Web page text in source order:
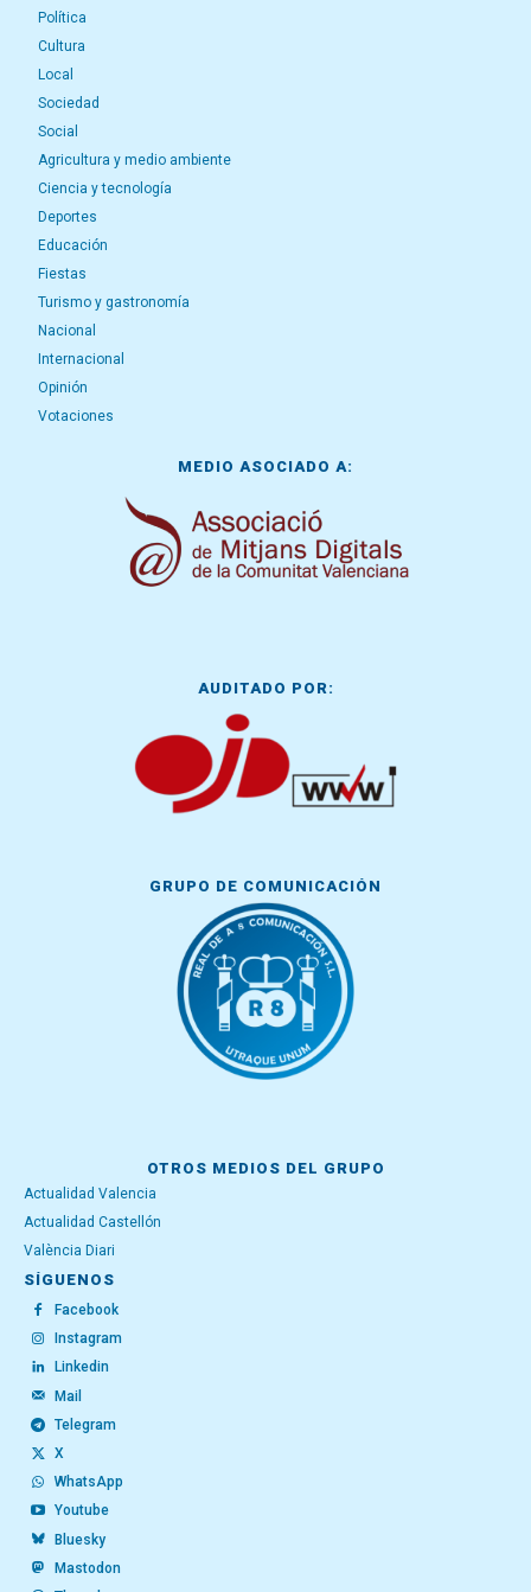
Política
Cultura
Local
Sociedad
Social
Agricultura y medio ambiente
Ciencia y tecnología
Deportes
Educación
Fiestas
Turismo y gastronomía
Nacional
Internacional
Opinión
Votaciones
MEDIO ASOCIADO A:
AUDITADO POR:
GRUPO DE COMUNICACIÓN
OTROS MEDIOS DEL GRUPO
Actualidad Valencia
Actualidad Castellón
València Diari
SÍGUENOS
Facebook
Instagram
Linkedin
Mail
Telegram
X
WhatsApp
Youtube
Bluesky
Mastodon